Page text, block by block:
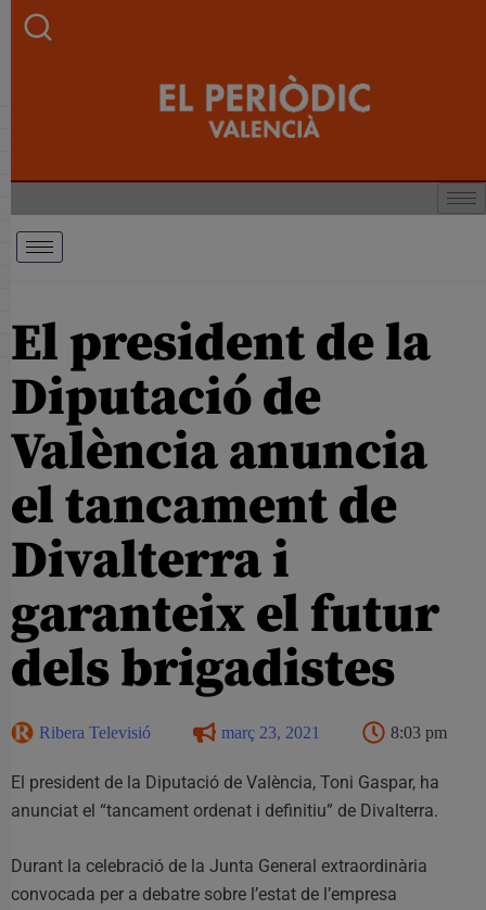
El president de la
Diputació de
València anuncia
el tancament de
Divalterra i
garanteix el futur
dels brigadistes
Ribera Televisió març 23, 2021 8:03 pm
El president de la Diputació de València, Toni Gaspar, ha
anunciat el “tancament ordenat i definitiu” de Divalterra.
Durant la celebració de la Junta General extraordinària
convocada per a debatre sobre l’estat de l’empresa